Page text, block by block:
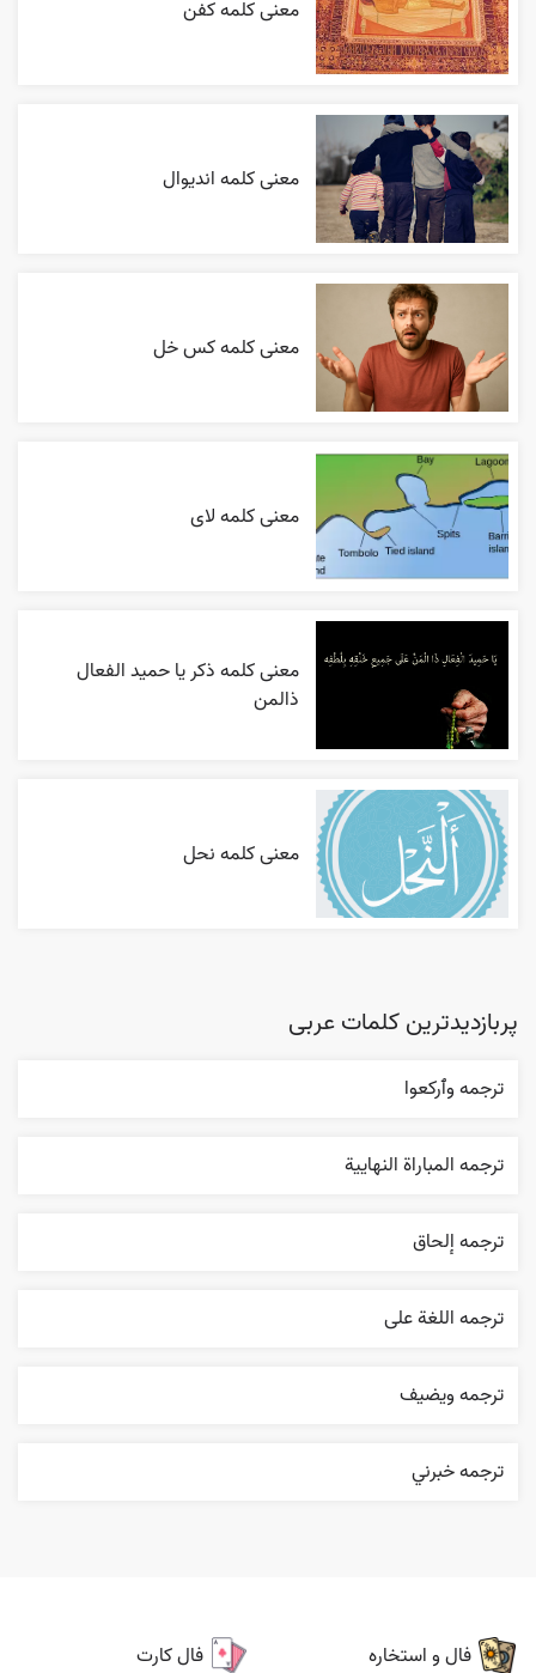
معنی کلمه کفن
معنی کلمه اندیوال
معنی کلمه کس خل
معنی کلمه لای
معنی کلمه ذکر یا حمید الفعال
ذالمن
معنی کلمه نحل
پربازدیدترین کلمات عربی
ترجمه وٱرکعوا
ترجمه المباراة النهایية
ترجمه إلحاق
ترجمه اللغة علی
ترجمه ويضيف
ترجمه خبرني
فال و استخاره فال کارت